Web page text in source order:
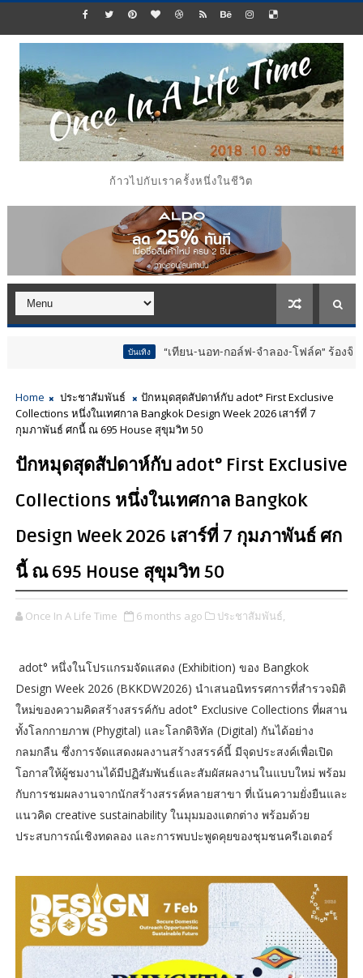
ก้าวไปกับเราครั้งหนึ่งในชีวิต
“เทียน-นอท-กอล์ฟ-จำลอง-โฟล์ค” ร้องจ๊าก!! อุปก
Home ประชาสัมพันธ์
ปักหมุดสุดสัปดาห์กับ adot° First Exclusive
Collections หนึ่งในเทศกาล Bangkok Design Week 2026 เสาร์ที่ 7
กุมภาพันธ์ ศกนี้ ณ 695 House สุขุมวิท 50
ปักหมุดสุดสัปดาห์กับ adot° First Exclusive
Collections หนึ่งในเทศกาล Bangkok
Design Week 2026 เสาร์ที่ 7 กุมภาพันธ์ ศก
นี้ ณ 695 House สุขุมวิท 50
Once In A Life Time 6 months ago ประชาสัมพันธ์,
adot° หนึ่งในโปรแกรมจัดแสดง (Exhibition) ของ Bangkok
Design Week 2026 (BKKDW2026) นำเสนอนิทรรศการที่สำรวจมิติ
ใหม่ของความคิดสร้างสรรค์กับ adot° Exclusive Collections ที่ผสาน
ทั้งโลกกายภาพ (Phygital) และโลกดิจิทัล (Digital) กันได้อย่าง
กลมกลืน ซึ่งการจัดแสดงผลงานสร้างสรรค์นี้ มีจุดประสงค์เพื่อเปิด
โอกาสให้ผู้ชมงานได้มีปฏิสัมพันธ์และสัมผัสผลงานในแบบใหม่ พร้อม
กับการชมผลงานจากนักสร้างสรรค์หลายสาขา ที่เน้นความยั่งยืนและ
แนวคิด creative sustainability ในมุมมองแตกต่าง พร้อมด้วย
ประสบการณ์เชิงทดลอง และการพบปะพูดคุยของชุมชนครีเอเตอร์